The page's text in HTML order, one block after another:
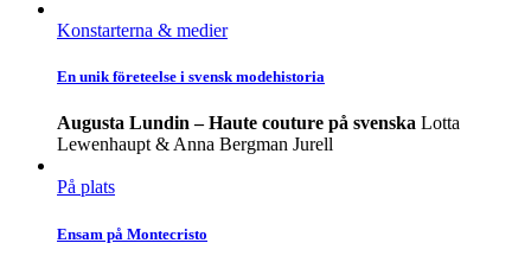
Konstarterna & medier
En unik företeelse i svensk modehistoria
Augusta Lundin – Haute couture på svenska Lotta
Lewenhaupt & Anna Bergman Jurell
På plats
Ensam på Montecristo